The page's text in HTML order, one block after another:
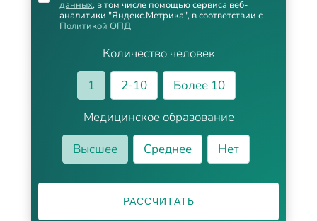
Количество человек
1
2-10
Более 10
Медицинское образование
Высшее
Среднее Нет
данных, в том числе помощью сервиса веб-
аналитики "Яндекс.Метрика", в соответствии с
Политикой ОПД
РАССЧИТАТЬ